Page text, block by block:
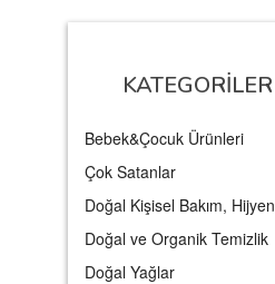
KATEGORILER
Bebek&Çocuk Ürünleri
Çok Satanlar
Doğal Kişisel Bakım, Hijyen
Doğal ve Organik Temizlik
Doğal Yağlar